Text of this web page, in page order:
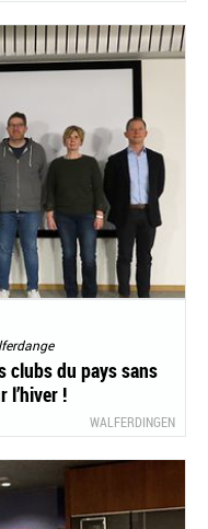
clubs du pays sans
l’hiver !
WALFERDINGEN